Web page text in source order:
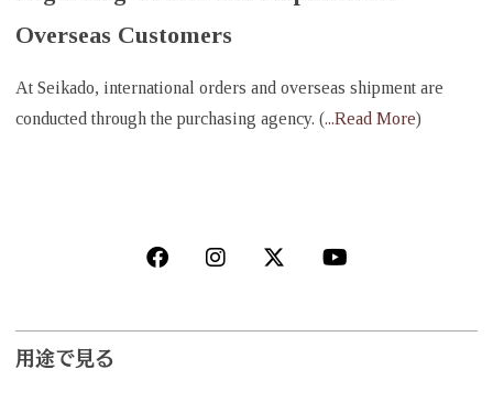
Overseas Customers
At Seikado, international orders and overseas shipment are
conducted through the purchasing agency. (...Read More)
用途で見る